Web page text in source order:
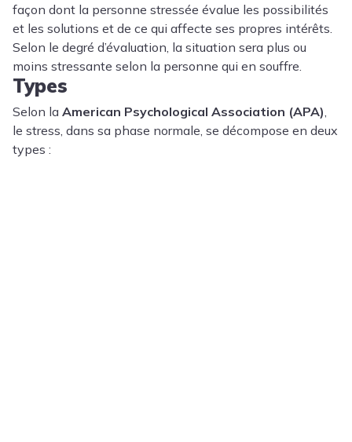
façon dont la personne stressée évalue les possibilités
et les solutions et de ce qui affecte ses propres intérêts.
Selon le degré d’évaluation, la situation sera plus ou
moins stressante selon la personne qui en souffre.
Types
Selon la American Psychological Association (APA)
le stress, dans sa phase normale, se décompose en deux
types :